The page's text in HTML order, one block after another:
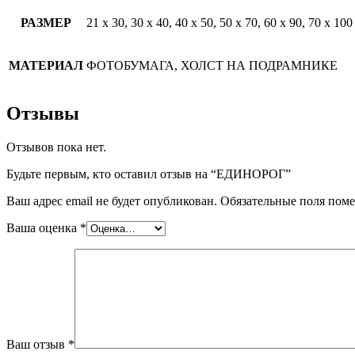
РАЗМЕР 21 х 30, 30 х 40, 40 х 50, 50 х 70, 60 х 90, 70 х 100
МАТЕРИАЛ ФОТОБУМАГА, ХОЛСТ НА ПОДРАМНИКЕ
Отзывы
Отзывов пока нет.
Будьте первым, кто оставил отзыв на “ЕДИНОРОГ”
Ваш адрес email не будет опубликован. Обязательные поля
Ваша оценка *
Ваш отзыв *